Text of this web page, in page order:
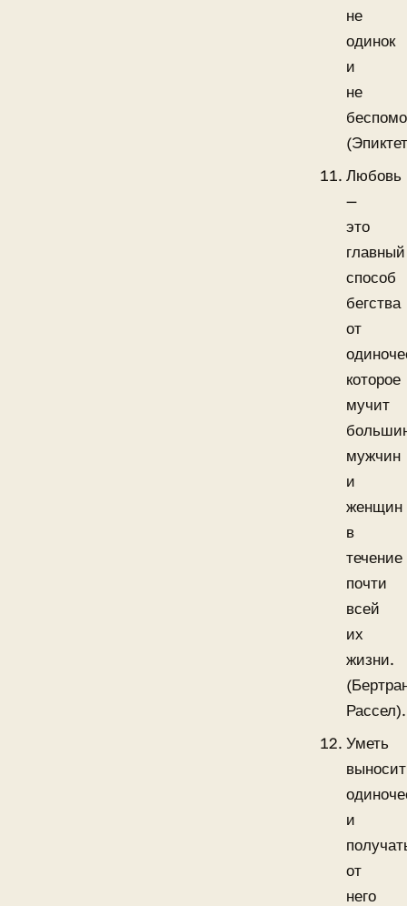
не
одинок
и
не
Любовь
—
это
главный
способ
бегства
от
которое
мучит
мужчин
и
женщин
в
течение
почти
всей
их
жизни.
Рассел).
Уметь
и
от
него